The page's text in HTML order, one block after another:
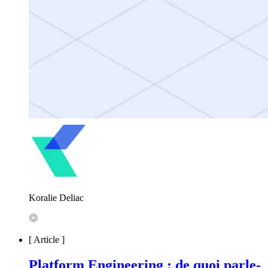
Koralie Deliac
[ Article ]